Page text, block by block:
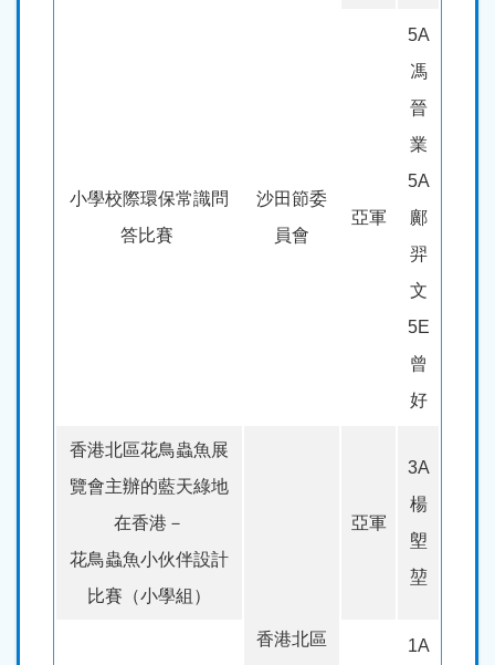
小學校際環保常識問
答比賽
沙田節委
員會
亞軍
5A
馮
晉
業
5A
鄺
羿
文
5E
曾
好
香港北區花鳥蟲魚展
覽會主辦的藍天綠地
在香港－
花鳥蟲魚小伙伴設計
比賽（小學組）
香港北區
亞軍
3A
楊
塱
堃
1A